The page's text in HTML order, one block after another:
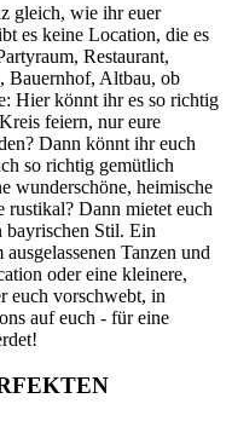
gleich, wie ihr euer
es keine Location, die es
Restaurant,
Bauernhof, Altbau, ob
Hier könnt ihr es so richtig
feiern, nur eure
Dann könnt ihr euch
so richtig gemütlich
wunderschöne, heimische
rustikal? Dann mietet euch
bayrischen Stil. Ein
Tanzen und
oder eine kleinere,
euch vorschwebt, in
auf euch - für eine